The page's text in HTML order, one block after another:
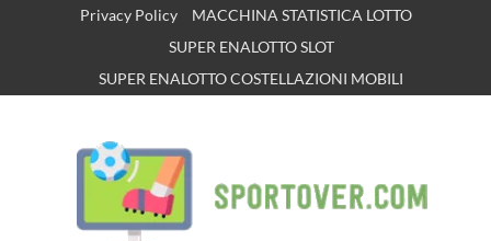
Privacy Policy
MACCHINA STATISTICA LOTTO
SUPER ENALOTTO SLOT
SUPER ENALOTTO COSTELLAZIONI MOBILI